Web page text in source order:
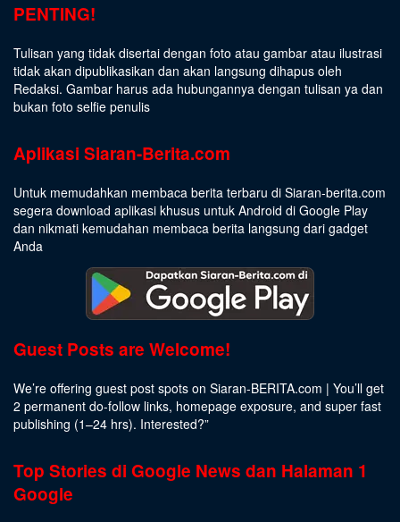
PENTING!
Tulisan yang tidak disertai dengan foto atau gambar atau ilustrasi
tidak akan dipublikasikan dan akan langsung dihapus oleh
Redaksi. Gambar harus ada hubungannya dengan tulisan ya dan
bukan foto selfie penulis
Aplikasi Siaran-Berita.com
Untuk memudahkan membaca berita terbaru di Siaran-berita.com
segera download aplikasi khusus untuk Android di Google Play
dan nikmati kemudahan membaca berita langsung dari gadget
Anda
Guest Posts are Welcome!
We’re offering guest post spots on Siaran-BERITA.com | You’ll get
2 permanent do-follow links, homepage exposure, and super fast
publishing (1–24 hrs). Interested?”
Top Stories di Google News dan Halaman 1
Google